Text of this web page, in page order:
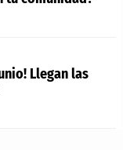
Llegan las